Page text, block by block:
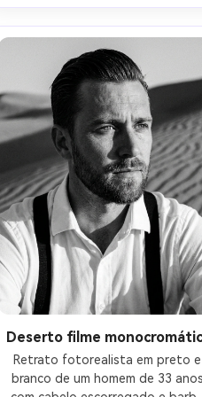
deserto e penhascos de arenito
atrás, sol quente no final do dia
luz de borda macia, Nikon D850,
85mm f/1.8, moldura no peito,
clássico Americana, rugas
textura da pele, foco nítido, alta
resolução-AR 4:5
Deserto filme
Retrato fotorealista em preto e
branco de um homem de 33 anos